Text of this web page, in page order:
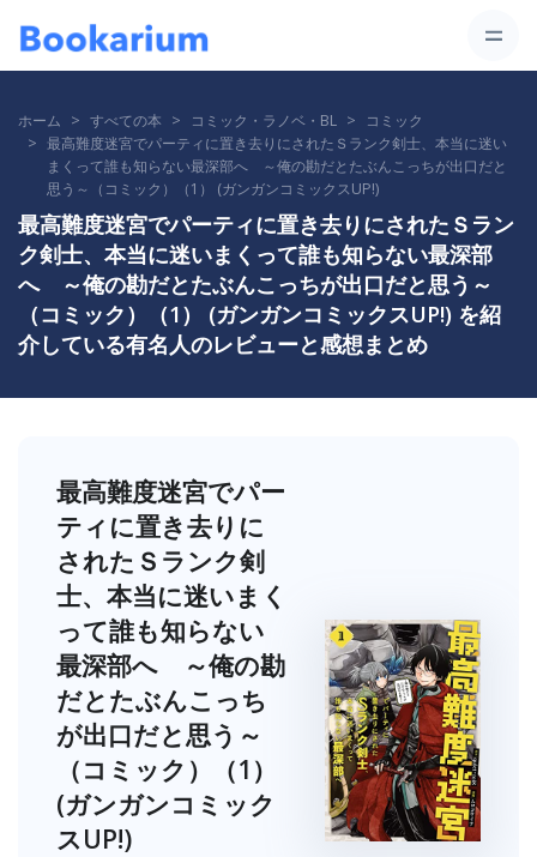
ホーム すべての本 コミック・ラノベ・BL
コミック
最高難度迷宮でパーティに置き去りにされたＳランク剣士、本当に迷い
まくって誰も知らない最深部へ ～俺の勘だとたぶんこっちが出口だと
思う～（コミック）（1） (ガンガンコミックスUP!)
最高難度迷宮でパーティに置き去りにされたＳラン
ク剣士、本当に迷いまくって誰も知らない最深部
へ ～俺の勘だとたぶんこっちが出口だと思う～
（コミック）（1） (ガンガンコミックスUP!) を紹
介している有名人のレビューと感想まとめ
最高難度迷宮でパー
ティに置き去りに
されたＳランク剣
士、本当に迷いまく
って誰も知らない
最深部へ ～俺の勘
だとたぶんこっち
が出口だと思う～
（コミック）（1）
(ガンガンコミック
スUP!)